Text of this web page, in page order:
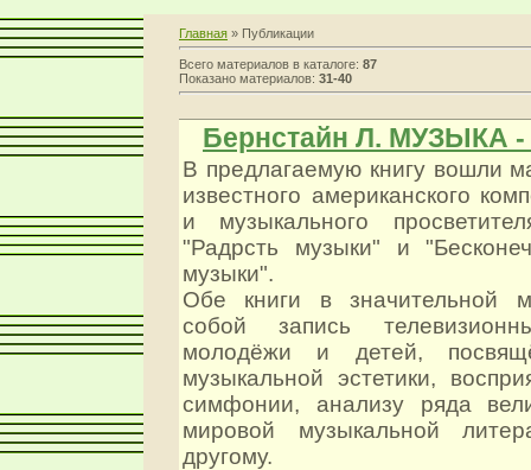
Главная » Публикации
Всего материалов в каталоге: 87
Показано материалов: 31-40
Бернстайн Л. МУЗЫКА
В предлагаемую книгу вошли
известного американского
и музыкального
"Радрсть музыки" и
музыки".
Обе книги в значительной
собой запись
молодёжи и детей,
музыкальной эстетики,
симфонии, анализу ряда
мировой музыкальной
другому.